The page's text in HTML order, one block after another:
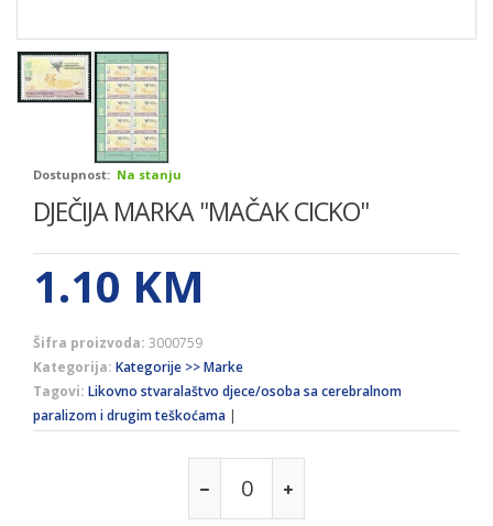
Dostupnost: Na stanju
DJEČIJA MARKA ''MAČAK CICKO''
1.10 KM
Šifra proizvoda: 3000759
Kategorija: Kategorije >> Marke
Tagovi: Likovno stvaralaštvo djece/osoba sa cerebralnom
paralizom i drugim teškoćama |